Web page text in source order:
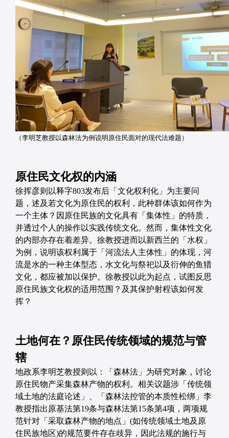
（李明芝教授以森林法为例说明原住民面对的现代法难题）
原住民文化权的内涵
徐挥彦则以释字803发布后「文化权利化」为主要问
题，述及若文化为原住民的权利，此种群体该如何作为
一个主体？因原住民族的文化具有「集体性」的特质，
并透过个人的操作以实践传统文化。然而，集体性文化
的内部亦存在着差异。徐教授进而以新西兰的「水权」
为例，说明该权利属于「河流法人主体性」的体现，河
流是水的一种主体型态，水文化与祭祀以及衍伸的鱼猎
文化，都应被加以保护。徐教授以此为起点，试图反思
原住民族文化权的适用范围？及其保护射程该如何发
挥？
土地何在？原住民传统领域的规范与管
辖
地政系李明芝教授则以：「森林法」为研究对象，讨论
原住民物产采集森林产物的权利。相关议题涉「传统领
域土地的法庭论述」、「森林法控管的本质性松绑」李
教授指出原基法第19条与森林法第15条第4项，两项规
范针对「采取森林产物的地点」(如传统领域土地及原
住民族地区)的规范要件存在歧异，因此法规的施行与